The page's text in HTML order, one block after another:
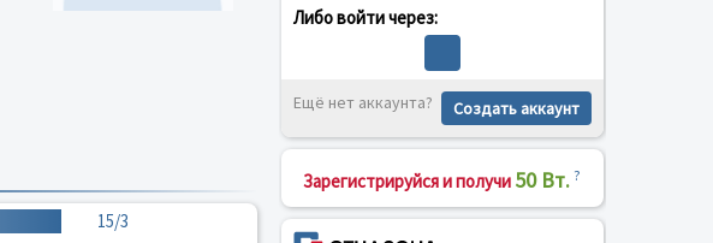
15/3
Либо войти через:
Ещё нет аккаунта? Создать аккаунт
Зарегистрируйся и получи 50 Вт. ?